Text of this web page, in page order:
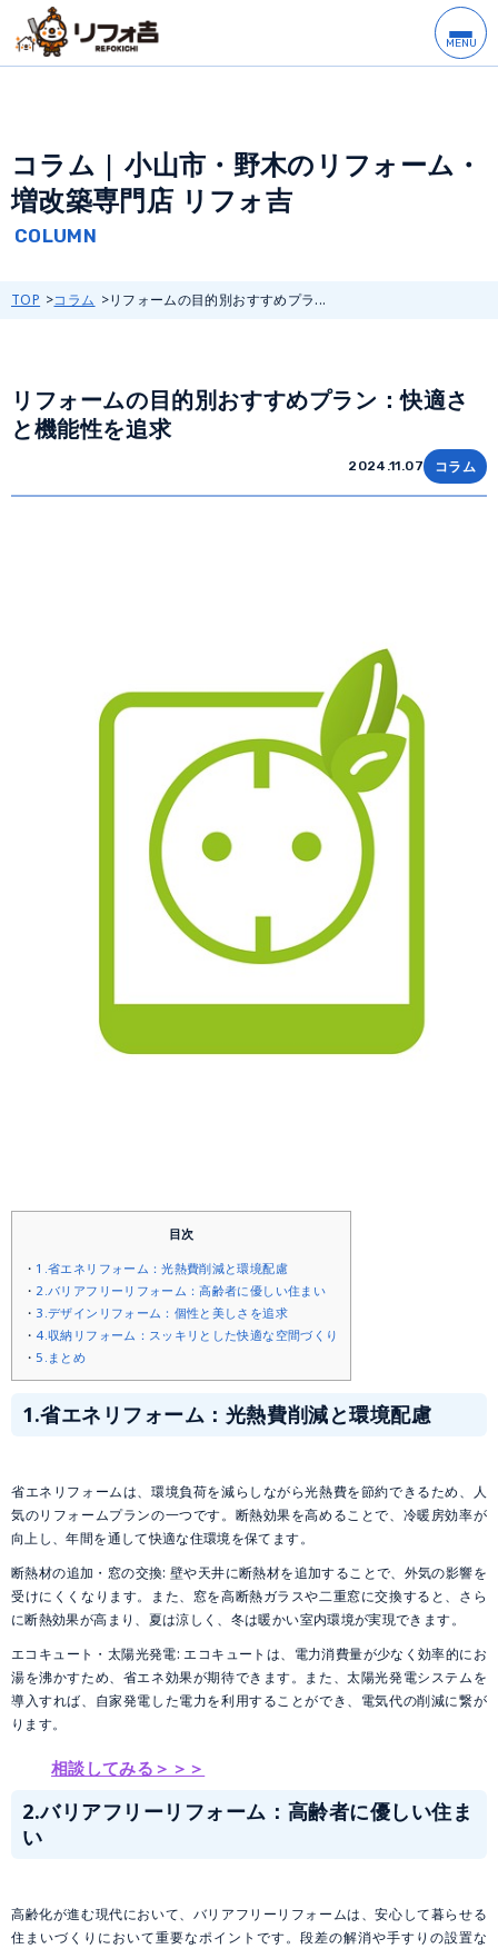
コラム | 小山市・野木のリフォーム・
増改築専門店 リフォ吉
TOP コラム リフォームの目的別おすすめプラ...
リフォームの目的別おすすめプラン：快適さ
と機能性を追求
2024.11.07 コラム
目次
1.省エネリフォーム：光熱費削減と環境配慮
2.バリアフリーリフォーム：高齢者に優しい住まい
3.デザインリフォーム：個性と美しさを追求
4.収納リフォーム：スッキリとした快適な空間づくり
5.まとめ
1.省エネリフォーム：光熱費削減と環境配慮
省エネリフォームは、環境負荷を減らしながら光熱費を節約できるため、人
気のリフォームプランの一つです。断熱効果を高めることで、冷暖房効率が
向上し、年間を通して快適な住環境を保てます。
断熱材の追加・窓の交換: 壁や天井に断熱材を追加することで、外気の影響を
受けにくくなります。また、窓を高断熱ガラスや二重窓に交換すると、さら
に断熱効果が高まり、夏は涼しく、冬は暖かい室内環境が実現できます。
エコキュート・太陽光発電: エコキュートは、電力消費量が少なく効率的にお
湯を沸かすため、省エネ効果が期待できます。また、太陽光発電システムを
導入すれば、自家発電した電力を利用することができ、電気代の削減に繋が
ります。
相談してみる＞＞＞
2.バリアフリーリフォーム：高齢者に優しい住ま
い
高齢化が進む現代において、バリアフリーリフォームは、安心して暮らせる
住まいづくりにおいて重要なポイントです。段差の解消や手すりの設置な